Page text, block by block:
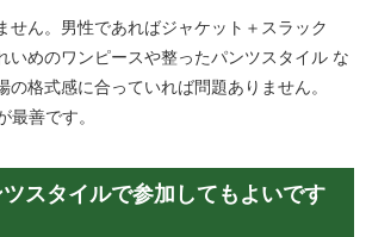
せん。男性であればジャケット＋スラック
いめのワンピースや整ったパンツスタイル な
の格式感に合っていれば問題ありません。
最善です。
スタイルで参加してもよいです